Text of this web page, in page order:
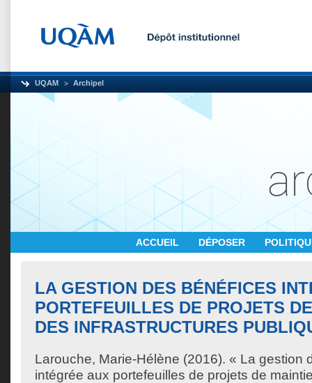
UQAM Archipel
ACCUEIL DÉPOSER
LA GESTION DES BÉNÉFICES
PORTEFEUILLES DE PROJETS
DES INFRASTRUCTURES
Larouche, Marie-Hélène (2016). « La gestion
intégrée aux portefeuilles de projets de